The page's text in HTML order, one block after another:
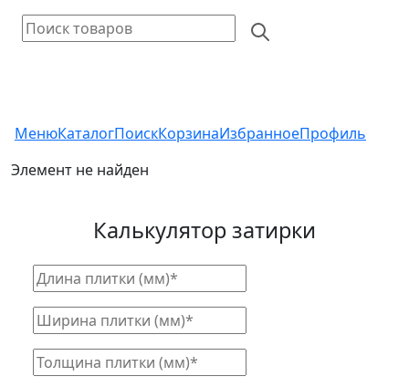
МенюКаталогПоискКорзинаИзбранноеПрофиль
Элемент не найден
Калькулятор затирки